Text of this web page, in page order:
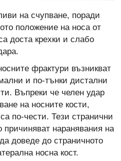
на счупване, поради
положение на носа от
доста крехки и слабо
фрактури възникват
и по-тънки дистални
Въпреки че челен удар
на носните кости,
по-чести. Тези странични
причиняват наранявания на
доведе до страничното
носна кост.